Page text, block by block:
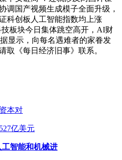
调国产视频生成模子全面升级，
科创板人工智能指数均上涨
板块今日集体跳空高开，AI财
显示，向每名遇难者的家眷发
取《每日经济旧事》联系。
本对
亿美元
智能和机械进